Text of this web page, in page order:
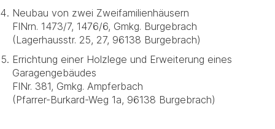
Neubau von zwei Zweifamilienhäusern
FlNrn. 1473/7, 1476/6, Gmkg. Burgebrach
(Lagerhausstr. 25, 27, 96138 Burgebrach)
Errichtung einer Holzlege und Erweiterung eines
Garagengebäudes
FlNr. 381, Gmkg. Ampferbach
(Pfarrer-Burkard-Weg 1a, 96138 Burgebrach)